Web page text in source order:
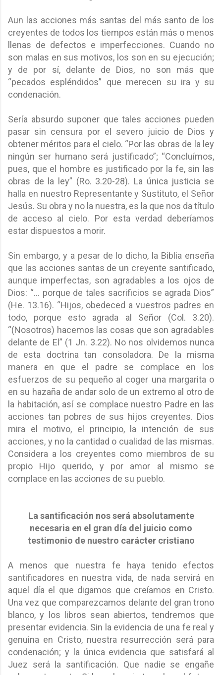
Aun las acciones más santas del más santo de los
creyentes de todos los tiempos están más o menos
llenas de defectos e imperfecciones. Cuando no
son malas en sus motivos, los son en su ejecución;
y de por sí, delante de Dios, no son más que
“pecados espléndidos” que merecen su ira y su
condenación.
Sería absurdo suponer que tales acciones pueden
pasar sin censura por el severo juicio de Dios y
obtener méritos para el cielo. “Por las obras de la ley
ningún ser humano será justificado”; “Concluímos,
pues, que el hombre es justificado por la fe, sin las
obras de la ley” (Ro. 3.20-28). La única justicia se
halla en nuestro Representante y Sustituto, el Señor
Jesús. Su obra y no la nuestra, es la que nos da título
de acceso al cielo. Por esta verdad deberíamos
estar dispuestos a morir.
Sin embargo, y a pesar de lo dicho, la Biblia enseña
que las acciones santas de un creyente santificado,
aunque imperfectas, son agradables a los ojos de
Dios: “… porque de tales sacrificios se agrada Dios”
(He. 13.16). “Hijos, obedeced a vuestros padres en
todo, porque esto agrada al Señor (Col. 3.20).
“(Nosotros) hacemos las cosas que son agradables
delante de El” (1 Jn. 3.22). No nos olvidemos nunca
de esta doctrina tan consoladora. De la misma
manera en que el padre se complace en los
esfuerzos de su pequeño al coger una margarita o
en su hazaña de andar solo de un extremo al otro de
la habitación, así se complace nuestro Padre en las
acciones tan pobres de sus hijos creyentes. Dios
mira el motivo, el principio, la intención de sus
acciones, y no la cantidad o cualidad de las mismas.
Considera a los creyentes como miembros de su
propio Hijo querido, y por amor al mismo se
complace en las acciones de su pueblo.
La santificación nos será absolutamente
necesaria en el gran día del juicio como
testimonio de nuestro carácter cristiano
A menos que nuestra fe haya tenido efectos
santificadores en nuestra vida, de nada servirá en
aquel día el que digamos que creíamos en Cristo.
Una vez que comparezcamos delante del gran trono
blanco, y los libros sean abiertos, tendremos que
presentar evidencia. Sin la evidencia de una fe real y
genuina en Cristo, nuestra resurrección será para
condenación; y la única evidencia que satisfará al
Juez será la santificación. Que nadie se engañe